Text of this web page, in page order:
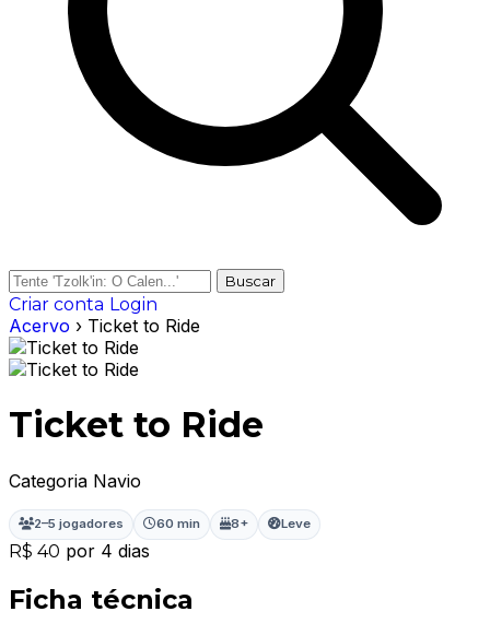
Buscar
Criar conta Login
Acervo › Ticket to Ride
Ticket to Ride
Categoria Navio
2–5 jogadores 60 min 8+ Leve
R$ 40 por 4 dias
Ficha técnica